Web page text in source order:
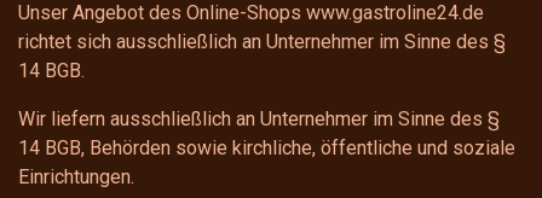
Unser Angebot des Online-Shops www.gastroline24.de
richtet sich ausschließlich an Unternehmer im Sinne des §
14 BGB.
Wir liefern ausschließlich an Unternehmer im Sinne des §
14 BGB, Behörden sowie kirchliche, öffentliche und soziale
Einrichtungen.